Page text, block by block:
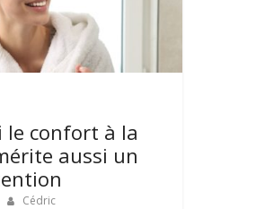
le confort à la
aussi un
Cédric